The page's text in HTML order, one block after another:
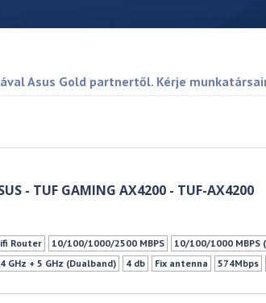
Asus Gold partnertől. Kérje
- TUF GAMING AX4200 - TUF-AX4200
Router 10/100/1000/2500 MBPS
10/100/1000 MBPS
GHz + 5 GHz (Dualband)
4 db Fix antenna 574Mbps